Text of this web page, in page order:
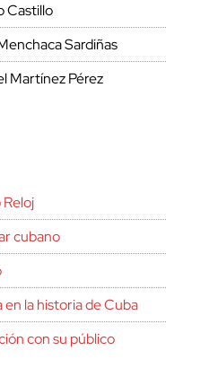
Castillo
Sardiñas
Martínez Pérez
Reloj
cubano
en la historia de Cuba
con su público